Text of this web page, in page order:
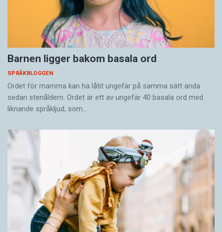
Barnen ligger bakom basala ord
SPRÅKBLOGGEN
Ordet för mamma kan ha låtit ungefär på samma sätt ända
sedan stenåldern. Ordet är ett av ungefär 40 basala ord med
liknande språkljud, som…